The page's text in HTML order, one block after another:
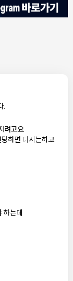
.
요?
려고요
하면 다시는하고
하는데